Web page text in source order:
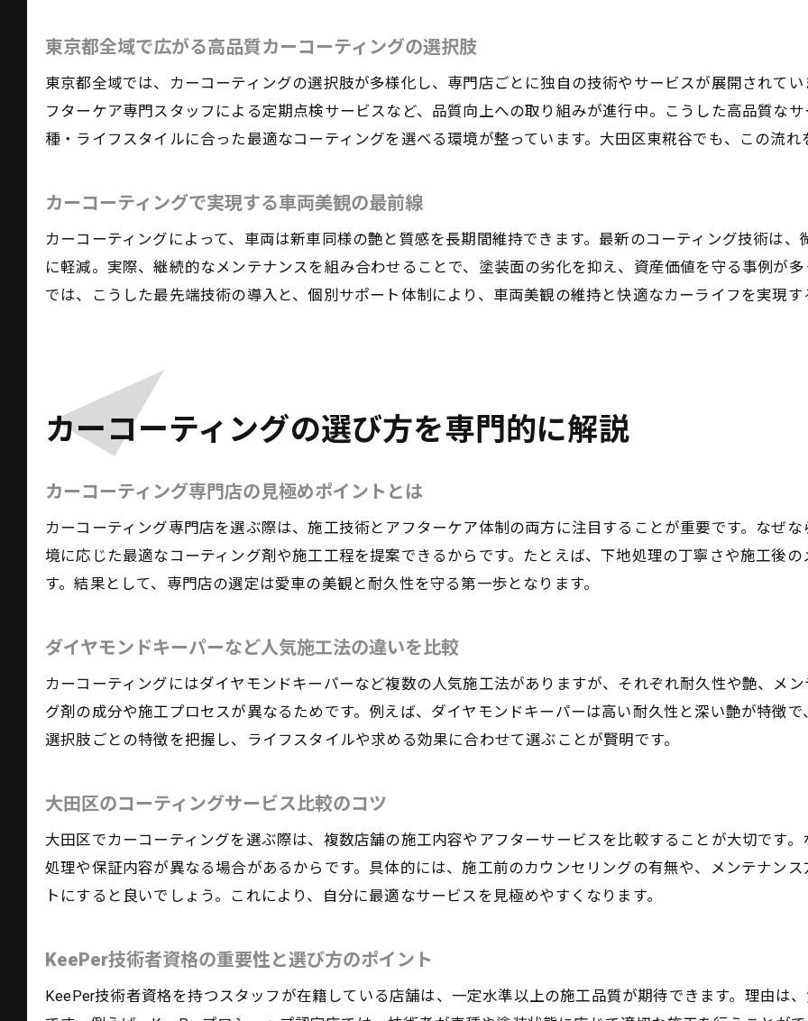
大田区で選ばれるコーティング技術の理由
KeePer施工後の正しいメンテナンス法とは
ダイヤモンドキーパーの美しさを長持ちさせる秘訣
カーコーティングで愛車を守る最新常識
大田区で見直されるコーティングの重要性
車の資産価値を高めるコーティングの役割
カーコーティングの効果を長持ちさせる秘訣
KeePer施工後の輝き維持テクニックを伝授
ダイヤモンドキーパーで得る長期間の美観保持
東京都全域で広がる高品質カーコーティングの選択肢
東京都全域では、カーコーティングの選択肢が多様化し、専門店ごとに独自の技術やサービスが展開されて
フターケア専門スタッフによる定期点検サービスなど、品質向上への取り組みが進行中。こうした高品質な
種・ライフスタイルに合った最適なコーティングを選べる環境が整っています。大田区東糀谷でも、この流
カーコーティングで実現する車両美観の最前線
カーコーティングによって、車両は新車同様の艶と質感を長期間維持できます。最新のコーティング技術は
に軽減。実際、継続的なメンテナンスを組み合わせることで、塗装面の劣化を抑え、資産価値を守る事例が
では、こうした最先端技術の導入と、個別サポート体制により、車両美観の維持と快適なカーライフを実現
カーコーティングの選び方を専門的に解説
カーコーティング専門店の見極めポイントとは
カーコーティング専門店を選ぶ際は、施工技術とアフターケア体制の両方に注目することが重要です。なぜ
境に応じた最適なコーティング剤や施工工程を提案できるからです。たとえば、下地処理の丁寧さや施工後
す。結果として、専門店の選定は愛車の美観と耐久性を守る第一歩となります。
ダイヤモンドキーパーなど人気施工法の違いを比較
カーコーティングにはダイヤモンドキーパーなど複数の人気施工法がありますが、それぞれ耐久性や艶、メ
グ剤の成分や施工プロセスが異なるためです。例えば、ダイヤモンドキーパーは高い耐久性と深い艶が特徴
選択肢ごとの特徴を把握し、ライフスタイルや求める効果に合わせて選ぶことが賢明です。
大田区のコーティングサービス比較のコツ
大田区でカーコーティングを選ぶ際は、複数店舗の施工内容やアフターサービスを比較することが大切です
処理や保証内容が異なる場合があるからです。具体的には、施工前のカウンセリングの有無や、メンテナン
トにすると良いでしょう。これにより、自分に最適なサービスを見極めやすくなります。
KeePer技術者資格の重要性と選び方のポイント
KeePer技術者資格を持つスタッフが在籍している店舗は、一定水準以上の施工品質が期待できます。理由は